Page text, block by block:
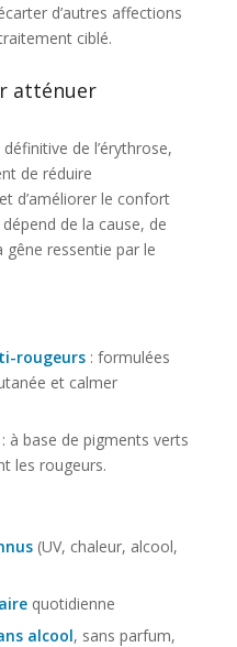
d’autres affections
ciblé.
atténuer
définitive de l’érythrose,
de réduire
d’améliorer le confort
de la cause, de
gêne ressentie par le
rougeurs: formulées
et calmer
: à base de pigments verts
les rougeurs.
(UV, chaleur, alcool,
quotidienne
alcool, sans parfum,